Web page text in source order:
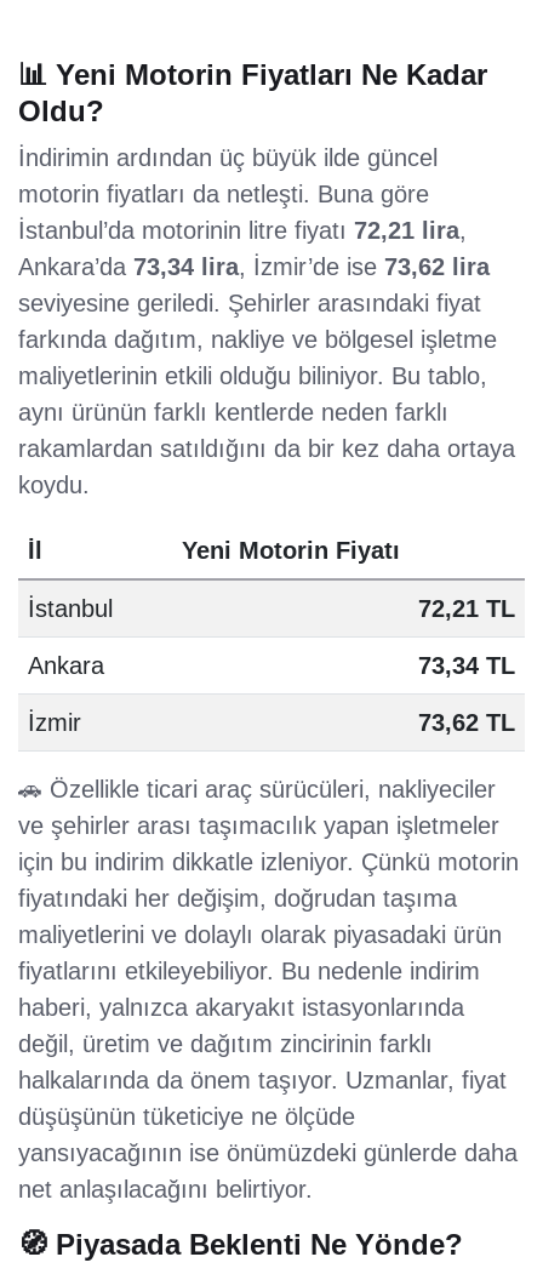
📊 Yeni Motorin Fiyatları Ne Kadar
Oldu?
İndirimin ardından üç büyük ilde güncel
motorin fiyatları da netleşti. Buna göre
İstanbul’da motorinin litre fiyatı 72,21 lira,
Ankara’da 73,34 lira, İzmir’de ise 73,62 lira
seviyesine geriledi. Şehirler arasındaki fiyat
farkında dağıtım, nakliye ve bölgesel işletme
maliyetlerinin etkili olduğu biliniyor. Bu tablo,
aynı ürünün farklı kentlerde neden farklı
rakamlardan satıldığını da bir kez daha ortaya
koydu.
İl Yeni Motorin Fiyatı
İstanbul 72,21 TL
Ankara 73,34 TL
İzmir 73,62 TL
🚗 Özellikle ticari araç sürücüleri, nakliyeciler
ve şehirler arası taşımacılık yapan işletmeler
için bu indirim dikkatle izleniyor. Çünkü motorin
fiyatındaki her değişim, doğrudan taşıma
maliyetlerini ve dolaylı olarak piyasadaki ürün
fiyatlarını etkileyebiliyor. Bu nedenle indirim
haberi, yalnızca akaryakıt istasyonlarında
değil, üretim ve dağıtım zincirinin farklı
halkalarında da önem taşıyor. Uzmanlar, fiyat
düşüşünün tüketiciye ne ölçüde
yansıyacağının ise önümüzdeki günlerde daha
net anlaşılacağını belirtiyor.
🧭 Piyasada Beklenti Ne Yönde?